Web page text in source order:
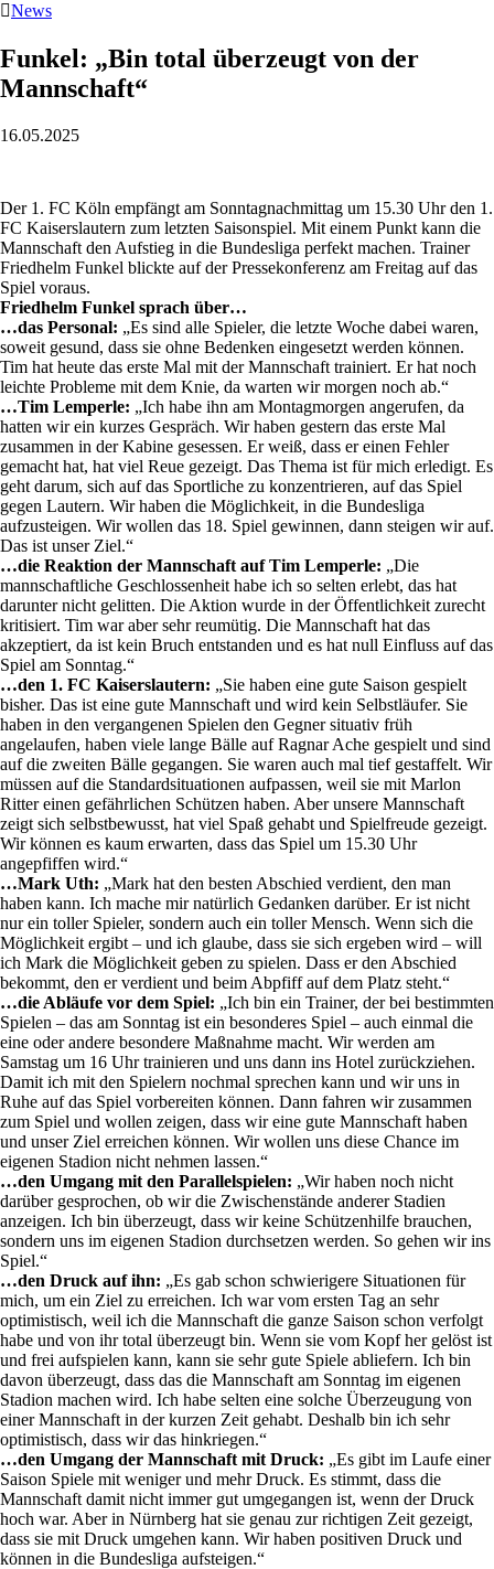
News
Funkel: „Bin total überzeugt von der
Mannschaft“
16.05.2025
Der 1. FC Köln empfängt am Sonntagnachmittag um 15.30 Uhr den 1.
FC Kaiserslautern zum letzten Saisonspiel. Mit einem Punkt kann die
Mannschaft den Aufstieg in die Bundesliga perfekt machen. Trainer
Friedhelm Funkel blickte auf der Pressekonferenz am Freitag auf das
Spiel voraus.
Friedhelm Funkel sprach über…
…das Personal: „Es sind alle Spieler, die letzte Woche dabei waren,
soweit gesund, dass sie ohne Bedenken eingesetzt werden können.
Tim hat heute das erste Mal mit der Mannschaft trainiert. Er hat noch
leichte Probleme mit dem Knie, da warten wir morgen noch ab.“
…Tim Lemperle: „Ich habe ihn am Montagmorgen angerufen, da
hatten wir ein kurzes Gespräch. Wir haben gestern das erste Mal
zusammen in der Kabine gesessen. Er weiß, dass er einen Fehler
gemacht hat, hat viel Reue gezeigt. Das Thema ist für mich erledigt. Es
geht darum, sich auf das Sportliche zu konzentrieren, auf das Spiel
gegen Lautern. Wir haben die Möglichkeit, in die Bundesliga
aufzusteigen. Wir wollen das 18. Spiel gewinnen, dann steigen wir auf.
Das ist unser Ziel.“
…die Reaktion der Mannschaft auf Tim Lemperle: „Die
mannschaftliche Geschlossenheit habe ich so selten erlebt, das hat
darunter nicht gelitten. Die Aktion wurde in der Öffentlichkeit zurecht
kritisiert. Tim war aber sehr reumütig. Die Mannschaft hat das
akzeptiert, da ist kein Bruch entstanden und es hat null Einfluss auf das
Spiel am Sonntag.“
…den 1. FC Kaiserslautern: „Sie haben eine gute Saison gespielt
bisher. Das ist eine gute Mannschaft und wird kein Selbstläufer. Sie
haben in den vergangenen Spielen den Gegner situativ früh
angelaufen, haben viele lange Bälle auf Ragnar Ache gespielt und sind
auf die zweiten Bälle gegangen. Sie waren auch mal tief gestaffelt. Wir
müssen auf die Standardsituationen aufpassen, weil sie mit Marlon
Ritter einen gefährlichen Schützen haben. Aber unsere Mannschaft
zeigt sich selbstbewusst, hat viel Spaß gehabt und Spielfreude gezeigt.
Wir können es kaum erwarten, dass das Spiel um 15.30 Uhr
angepfiffen wird.“
…Mark Uth: „Mark hat den besten Abschied verdient, den man
haben kann. Ich mache mir natürlich Gedanken darüber. Er ist nicht
nur ein toller Spieler, sondern auch ein toller Mensch. Wenn sich die
Möglichkeit ergibt – und ich glaube, dass sie sich ergeben wird – will
ich Mark die Möglichkeit geben zu spielen. Dass er den Abschied
bekommt, den er verdient und beim Abpfiff auf dem Platz steht.“
…die Abläufe vor dem Spiel: „Ich bin ein Trainer, der bei bestimmten
Spielen – das am Sonntag ist ein besonderes Spiel – auch einmal die
eine oder andere besondere Maßnahme macht. Wir werden am
Samstag um 16 Uhr trainieren und uns dann ins Hotel zurückziehen.
Damit ich mit den Spielern nochmal sprechen kann und wir uns in
Ruhe auf das Spiel vorbereiten können. Dann fahren wir zusammen
zum Spiel und wollen zeigen, dass wir eine gute Mannschaft haben
und unser Ziel erreichen können. Wir wollen uns diese Chance im
eigenen Stadion nicht nehmen lassen.“
…den Umgang mit den Parallelspielen: „Wir haben noch nicht
darüber gesprochen, ob wir die Zwischenstände anderer Stadien
anzeigen. Ich bin überzeugt, dass wir keine Schützenhilfe brauchen,
sondern uns im eigenen Stadion durchsetzen werden. So gehen wir ins
Spiel.“
…den Druck auf ihn: „Es gab schon schwierigere Situationen für
mich, um ein Ziel zu erreichen. Ich war vom ersten Tag an sehr
optimistisch, weil ich die Mannschaft die ganze Saison schon verfolgt
habe und von ihr total überzeugt bin. Wenn sie vom Kopf her gelöst ist
und frei aufspielen kann, kann sie sehr gute Spiele abliefern. Ich bin
davon überzeugt, dass das die Mannschaft am Sonntag im eigenen
Stadion machen wird. Ich habe selten eine solche Überzeugung von
einer Mannschaft in der kurzen Zeit gehabt. Deshalb bin ich sehr
optimistisch, dass wir das hinkriegen.“
…den Umgang der Mannschaft mit Druck: „Es gibt im Laufe einer
Saison Spiele mit weniger und mehr Druck. Es stimmt, dass die
Mannschaft damit nicht immer gut umgegangen ist, wenn der Druck
hoch war. Aber in Nürnberg hat sie genau zur richtigen Zeit gezeigt,
dass sie mit Druck umgehen kann. Wir haben positiven Druck und
können in die Bundesliga aufsteigen.“